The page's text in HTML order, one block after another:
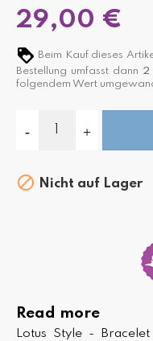
29,00 €
Beim Kauf dieses
Bestellung umfasst dann 2
folgendem Wert
 Nicht auf Lager
Read more
Lotus Style -